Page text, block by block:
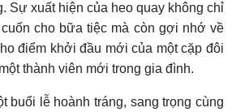
Sự xuất hiện của heo quay không chỉ
cho bữa tiệc mà còn gợi nhớ về
điểm khởi đầu mới của một cặp đôi
thành viên mới trong gia đình.
buổi lễ hoành tráng, sang trọng cùng